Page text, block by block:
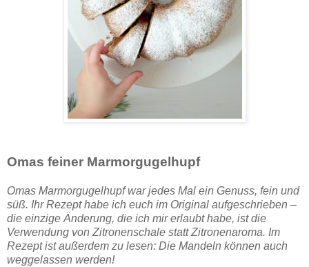
Omas feiner Marmorgugelhupf
Omas Marmorgugelhupf war jedes Mal ein Genuss, fein und
süß. Ihr Rezept habe ich euch im Original aufgeschrieben –
die einzige Änderung, die ich mir erlaubt habe, ist die
Verwendung von Zitronenschale statt Zitronenaroma. Im
Rezept ist außerdem zu lesen: Die Mandeln können auch
weggelassen werden!